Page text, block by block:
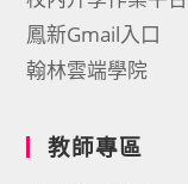
鳳新Gmail入口
翰林雲端學院
教師專區